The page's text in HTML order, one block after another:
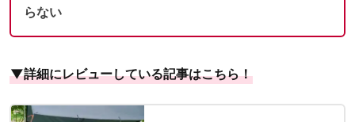
らない
▼詳細にレビューしている記事はこちら！